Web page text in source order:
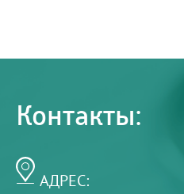
Контакты:
АДРЕС: